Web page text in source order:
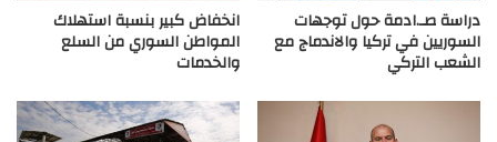
دراسة صـ.ادمة حول توجهات
السوريين في تركيا والاندماج مع
الشعب التركي
انخفاض كبير بنسبة استهلاك
المواطن السوري من السلع
والخدمات